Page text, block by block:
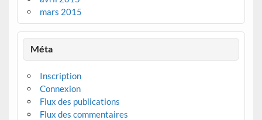
mars 2015
Méta
Inscription
Connexion
Flux des publications
Flux des commentaires